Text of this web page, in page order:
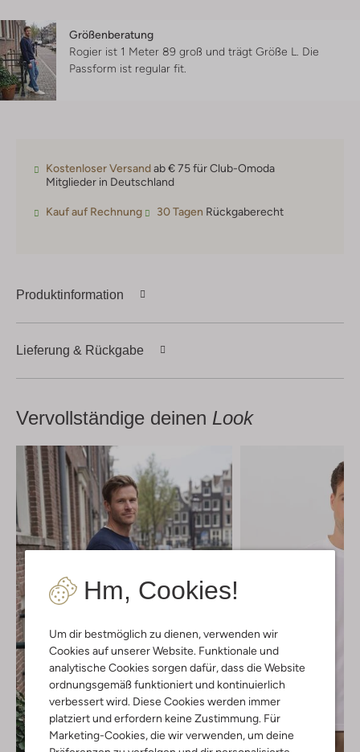
Hm, Cookies!
Um dir bestmöglich zu dienen, verwenden wir
Cookies auf unserer Website. Funktionale und
analytische Cookies sorgen dafür, dass die Website
ordnungsgemäß funktioniert und kontinuierlich
verbessert wird. Diese Cookies werden immer
platziert und erfordern keine Zustimmung. Für
Marketing-Cookies, die wir verwenden, um deine
Größenberatung
Rogier ist 1 Meter 89 groß und trägt Größe L. Die
Passform ist regular fit
Kostenloser Versandab € 75 für Club-Omoda
Mitglieder in Deutschland
Kauf auf Rechnung 30 Tagen Rückgaberecht
Produktinformation
Lieferung & Rückgabe
Vervollständige deinen Look